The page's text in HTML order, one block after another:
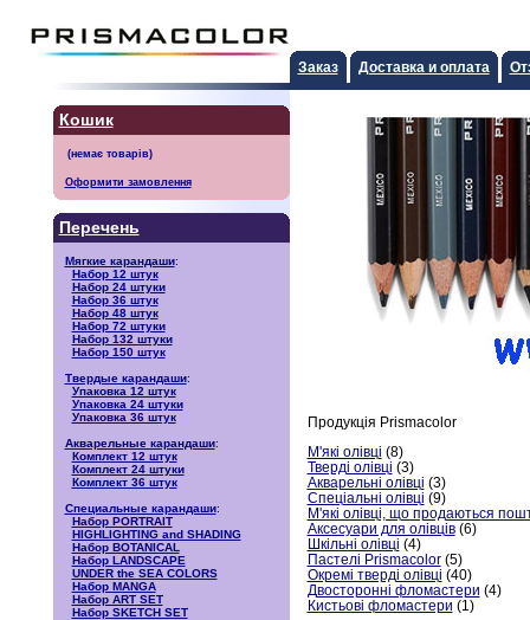
Заказ Доставка и оплата
Кошик
Оформити замовлення
Перечень
Мягкие карандаши:
Набор 12 штук
Набор 24 штуки
Набор 36 штук
Набор 48 штук
Набор 72 штуки
Набор 132 штуки
Набор 150 штук
Твердые карандаши:
Упаковка 12 штук
Упаковка 24 штуки
Упаковка 36 штук
Акварельные карандаши:
Комплект 12 штук
Комплект 24 штуки
Комплект 36 штук
Специальные карандаши:
Набор PORTRAIT
HIGHLIGHTING and SHADING
Набор BOTANICAL
Набор LANDSCAPE
UNDER the SEA COLORS
Набор MANGA
Набор ART SET
Набор SKETCH SET
Продукція Prismacolor
М'які олівці (8)
Тверді олівці (3)
Акварельні олівці (3)
Спеціальні олівці (9)
М'які олівці, що продаються
Аксесуари для олівців(6)
Шкільні олівці (4)
Пастелі Prismacolor(5)
Окремі тверді олівці (40)
Двосторонні фломастери (4)
Кистьові фломастери (1)